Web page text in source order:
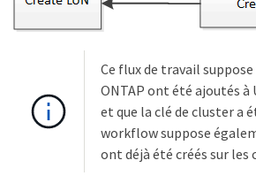
Ce flux de travail
ONTAP ont été ajoutés à
et que la clé de cluster a
workflow suppose
ont déjà été créés sur les